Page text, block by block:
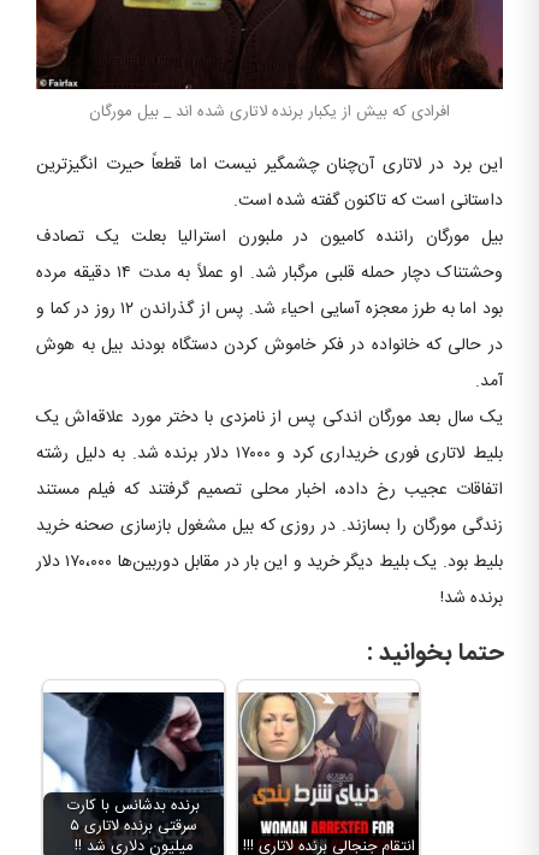
افرادی که بیش از یکبار برنده لاتاری شده اند _ بیل مورگان
این برد در لاتاری آن‌چنان چشمگیر نیست اما قطعاً حیرت انگیزترین
داستانی است که تاکنون گفته شده است.
بیل مورگان راننده کامیون در ملبورن استرالیا بعلت یک تصادف
وحشتناک دچار حمله قلبی مرگبار شد. او عملاً به مدت ۱۴ دقیقه مرده
بود اما به طرز معجزه آسایی احیاء شد. پس از گذراندن ۱۲ روز در کما و
در حالی که خانواده در فکر خاموش کردن دستگاه بودند بیل به هوش
آمد.
یک سال بعد مورگان اندکی پس از نامزدی با دختر مورد علاقه‌اش یک
بلیط لاتاری فوری خریداری کرد و ۱۷۰۰۰ دلار برنده شد. به دلیل رشته
اتفاقات عجیب رخ داده، اخبار محلی تصمیم گرفتند که فیلم مستند
زندگی مورگان را بسازند. در روزی که بیل مشغول بازسازی صحنه خرید
بلیط بود. یک بلیط دیگر خرید و این بار در مقابل دوربین‌ها ۱۷۰،۰۰۰ دلار
برنده شد!
حتما بخوانید :
برنده بدشانس با کارت
سرقتی برنده لاتاری ۵
میلیون دلاری شد !!
انتقام جنجالی برنده لاتاری !!!